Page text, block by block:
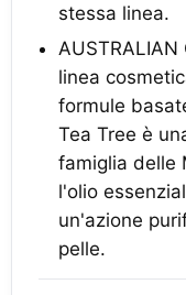
stessa linea.
AUSTRALIAN
linea
formule
Tea Tree è
famiglia delle
l'olio
un'azione
pelle.